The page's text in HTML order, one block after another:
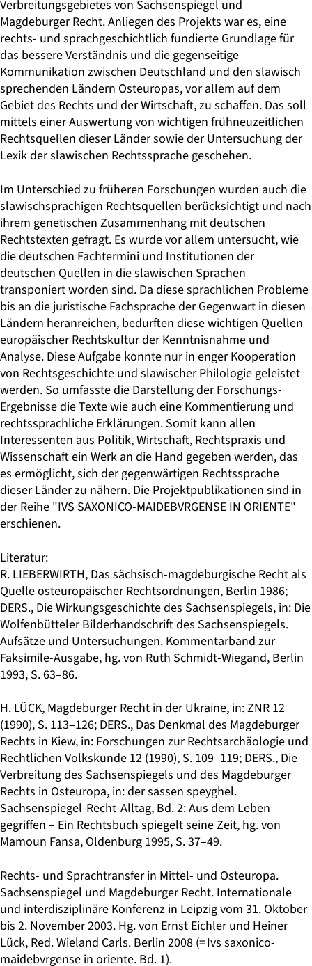
Verbreitungsgebietes von Sachsenspiegel und
Magdeburger Recht. Anliegen des Projekts war es, eine
rechts- und sprachgeschichtlich fundierte Grundlage für
das bessere Verständnis und die gegenseitige
Kommunikation zwischen Deutschland und den slawisch
sprechenden Ländern Osteuropas, vor allem auf dem
Gebiet des Rechts und der Wirtschaft, zu schaffen. Das soll
mittels einer Auswertung von wichtigen frühneuzeitlichen
Rechtsquellen dieser Länder sowie der Untersuchung der
Lexik der slawischen Rechtssprache geschehen.
Im Unterschied zu früheren Forschungen wurden auch die
slawischsprachigen Rechtsquellen berücksichtigt und nach
ihrem genetischen Zusammenhang mit deutschen
Rechtstexten gefragt. Es wurde vor allem untersucht, wie
die deutschen Fachtermini und Institutionen der
deutschen Quellen in die slawischen Sprachen
transponiert worden sind. Da diese sprachlichen Probleme
bis an die juristische Fachsprache der Gegenwart in diesen
Ländern heranreichen, bedurften diese wichtigen Quellen
europäischer Rechtskultur der Kenntnisnahme und
Analyse. Diese Aufgabe konnte nur in enger Kooperation
von Rechtsgeschichte und slawischer Philologie geleistet
werden. So umfasste die Darstellung der Forschungs-
Ergebnisse die Texte wie auch eine Kommentierung und
rechtssprachliche Erklärungen. Somit kann allen
Interessenten aus Politik, Wirtschaft, Rechtspraxis und
Wissenschaft ein Werk an die Hand gegeben werden, das
es ermöglicht, sich der gegenwärtigen Rechtssprache
dieser Länder zu nähern. Die Projektpublikationen sind in
der Reihe "IVS SAXONICO-MAIDEBVRGENSE IN ORIENTE"
erschienen.
Literatur:
R. LIEBERWIRTH, Das sächsisch-magdeburgische Recht als
Quelle osteuropäischer Rechtsordnungen, Berlin 1986;
DERS., Die Wirkungsgeschichte des Sachsenspiegels, in: Die
Wolfenbütteler Bilderhandschrift des Sachsenspiegels.
Aufsätze und Untersuchungen. Kommentarband zur
Faksimile-Ausgabe, hg. von Ruth Schmidt-Wiegand, Berlin
1993, S. 63–86.
H. LÜCK, Magdeburger Recht in der Ukraine, in: ZNR 12
(1990), S. 113–126; DERS., Das Denkmal des Magdeburger
Rechts in Kiew, in: Forschungen zur Rechtsarchäologie und
Rechtlichen Volkskunde 12 (1990), S. 109–119; DERS., Die
Verbreitung des Sachsenspiegels und des Magdeburger
Rechts in Osteuropa, in: der sassen speyghel.
Sachsenspiegel-Recht-Alltag, Bd. 2: Aus dem Leben
gegriffen – Ein Rechtsbuch spiegelt seine Zeit, hg. von
Mamoun Fansa, Oldenburg 1995, S. 37–49.
Rechts- und Sprachtransfer in Mittel- und Osteuropa.
Sachsenspiegel und Magdeburger Recht. Internationale
und interdisziplinäre Konferenz in Leipzig vom 31. Oktober
bis 2. November 2003. Hg. von Ernst Eichler und Heiner
Lück, Red. Wieland Carls. Berlin 2008 (= Ivs saxonico-
maidebvrgense in oriente. Bd. 1).